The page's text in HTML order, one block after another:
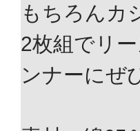
もちろんカ
2枚組でリ
ンナーにぜ